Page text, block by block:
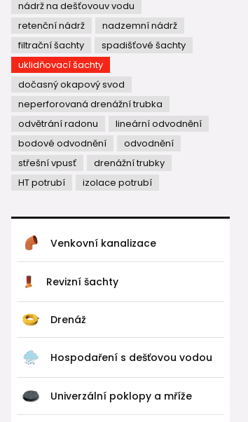
nádrž na dešťovouv vodu
retenční nádrž
nadzemní nádrž
filtrační šachty
spadišťové šachty
uklidňovací šachty
dočasný okapový svod
neperforovaná drenážní trubka
odvětrání radonu
lineární odvodnění
bodové odvodnění
odvodnění
střešní vpusť
drenážní trubky
HT potrubí
izolace potrubí
Venkovní kanalizace
Revizní šachty
Drenáž
Hospodaření s dešťovou vodou
Univerzální poklopy a mříže